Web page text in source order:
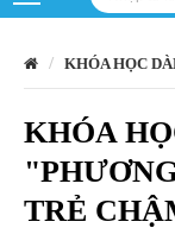
KHÓA HỌC
KHÓA
TRẺ